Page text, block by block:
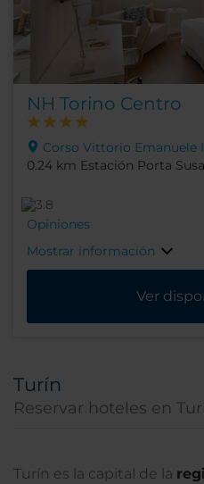
NH Torino Centro
Corso Vittorio Emanuele
0.24 km Estación Porta Susa
Opiniones
Mostrar información
Ver
Turín
Reservar hoteles en
Turín es la capital de la